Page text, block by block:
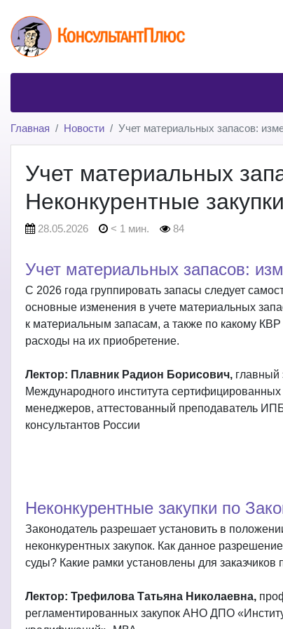
Главная Новости Учет материальных запасов:
Учет материальных
Неконкурентные
28.05.2026 < 1 мин. 84
Учет материальных запасов:
С 2026 года группировать запасы следует
основные изменения в учете материальных
к материальным запасам, а также по какому КВР
расходы на их приобретение.
Лектор: Плавник Радион Борисович, главный
Международного института
менеджеров, аттестованный преподаватель
консультантов России
Неконкурентные закупки по
Законодатель разрешает установить в
неконкурентных закупок. Как данное
суды? Какие рамки установлены для
Лектор: Трефилова Татьяна Николаевна,
регламентированных закупок АНО ДПО